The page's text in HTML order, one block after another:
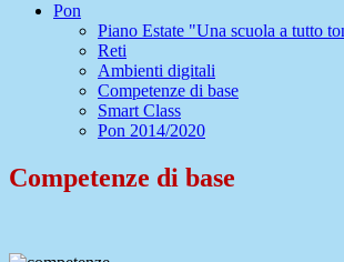
Pon
Piano Estate "Una scuola a tutto
Reti
Ambienti digitali
Competenze di base
Smart Class
Pon 2014/2020
Competenze di base